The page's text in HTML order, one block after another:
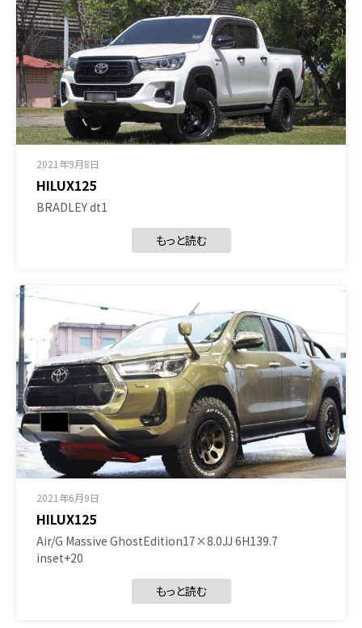
2021年9月8日
HILUX125
BRADLEY dt1
もっと読む
2021年6月9日
HILUX125
Air/G Massive GhostEdition17×8.0JJ 6H139.7
inset+20
もっと読む